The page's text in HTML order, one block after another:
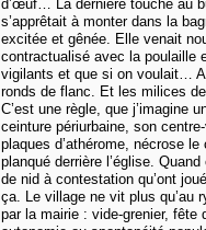
d’œuf… La dernière touche au
s’apprêtait à monter dans la
excitée et gênée. Elle venait
contractualisé avec la poulaille
vigilants et que si on voulait…
ronds de flanc. Et les milices
C’est une règle, que j’imagine
ceinture périurbaine, son
plaques d’athérome, nécrose
planqué derrière l’église.
de nid à contestation qu’ont
ça. Le village ne vit plus qu’au
par la mairie : vide-grenier,